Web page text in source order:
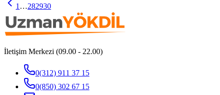
1 …282930
İletişim Merkezi (09.00 - 22.00)
0(312) 911 37 15
0(850) 302 67 15